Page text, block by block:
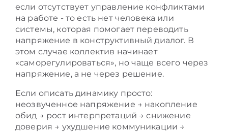
если отсутствует управление конфликтами
на работе - то есть нет человека или
системы, которая помогает переводить
напряжение в конструктивный диалог. В
этом случае коллектив начинает
«саморегулироваться», но чаще всего через
напряжение, а не через решение.
Если описать динамику просто:
неозвученное напряжение → накопление
обид → рост интерпретаций → снижение
доверия → ухудшение коммуникации →